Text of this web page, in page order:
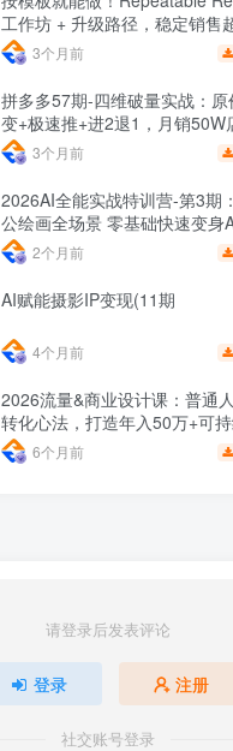
工作坊 + 升级路径，稳定销售
3个月前
拼多多57期-四维破量实战：
变+极速推+进2退1，月销50W
3个月前
2026AI全能实战特训营-第3期
公绘画全场景 零基础快速变身
2个月前
AI赋能摄影IP变现(11期
4个月前
2026流量&商业设计课：普通
转化心法，打造年入50万+可
6个月前
请登录后发表评论
登录 注册
社交账号登录